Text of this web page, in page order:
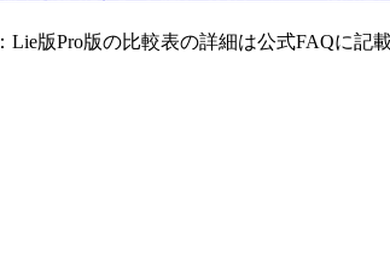
Lie版Pro版の比較表の詳細は公式FAQに記